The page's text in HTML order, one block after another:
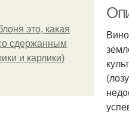
это, какая
сдержанным
и карлики)